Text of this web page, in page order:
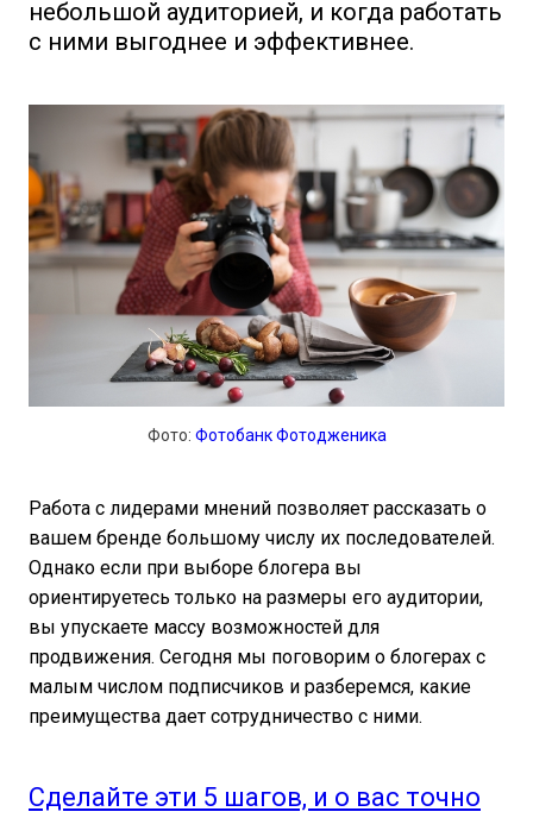
небольшой аудиторией, и когда работать
с ними выгоднее и эффективнее.
Фото: Фотобанк Фотодженика
Работа с лидерами мнений позволяет рассказать о
вашем бренде большому числу их последователей.
Однако если при выборе блогера вы
ориентируетесь только на размеры его аудитории,
вы упускаете массу возможностей для
продвижения. Сегодня мы поговорим о блогерах с
малым числом подписчиков и разберемся, какие
преимущества дает сотрудничество с ними.
Сделайте эти 5 шагов, и о вас точно